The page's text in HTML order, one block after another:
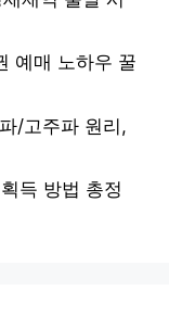
예매 노하우 꿀
/고주파 원리,
득 방법 총정